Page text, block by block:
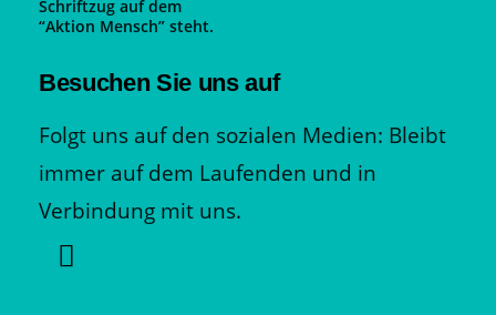
Besuchen Sie uns auf
Folgt uns auf den sozialen Medien: Bleibt
immer auf dem Laufenden und in
Verbindung mit uns.